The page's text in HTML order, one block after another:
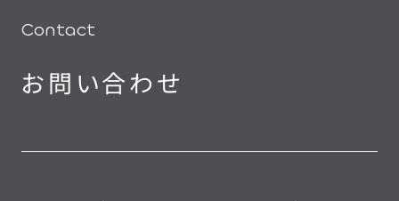
Contact
お問い合わせ